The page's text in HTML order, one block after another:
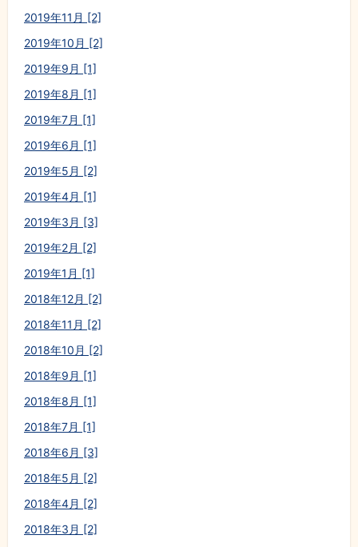
2019年11月 [2]
2019年10月 [2]
2019年9月 [1]
2019年8月 [1]
2019年7月 [1]
2019年6月 [1]
2019年5月 [2]
2019年4月 [1]
2019年3月 [3]
2019年2月 [2]
2019年1月 [1]
2018年12月 [2]
2018年11月 [2]
2018年10月 [2]
2018年9月 [1]
2018年8月 [1]
2018年7月 [1]
2018年6月 [3]
2018年5月 [2]
2018年4月 [2]
2018年3月 [2]